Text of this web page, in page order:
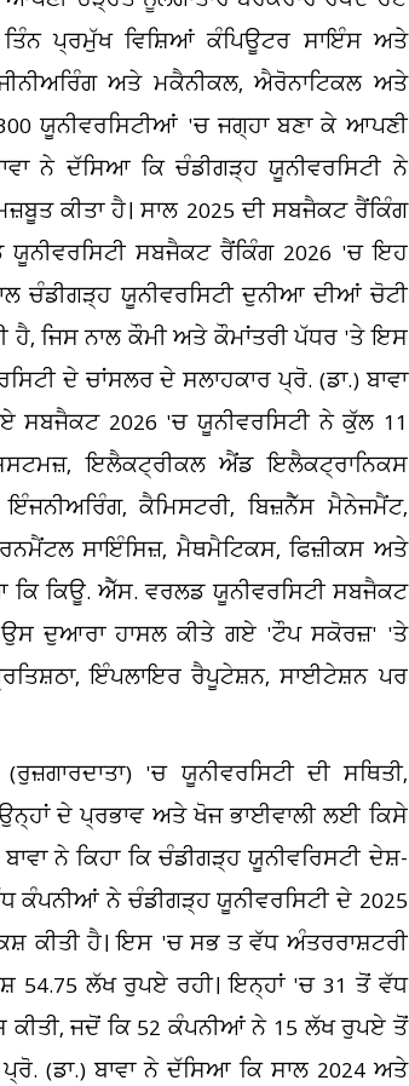
ਤਿੰਨ ਪ੍ਰਮੁੱਖ ਵਿਸ਼ਿਆਂ ਕੰਪਿਊਟਰ ਸਾਇੰਸ ਅਤੇ
ਅਤੇ ਮਕੈਨੀਕਲ, ਐਰੋਨਾਟਿਕਲ ਅਤੇ
ਯੂਨੀਵਰਸਿਟੀਆਂ 'ਚ ਜਗ੍ਹਾ ਬਣਾ ਕੇ ਆਪਣੀ
ਨੇ ਦੱਸਿਆ ਕਿ ਚੰਡੀਗੜ੍ਹ ਯੂਨੀਵਰਸਿਟੀ ਨੇ
ਕੀਤਾ ਹੈ। ਸਾਲ 2025 ਦੀ ਸਬਜੈਕਟ ਰੈਂਕਿੰਗ
ਸਬਜੈਕਟ ਰੈਂਕਿੰਗ 2026 'ਚ ਇਹ
ਚੰਡੀਗੜ੍ਹ ਯੂਨੀਵਰਸਿਟੀ ਦੁਨੀਆ ਦੀਆਂ ਚੋਟੀ
ਜਿਸ ਨਾਲ ਕੌਮੀ ਅਤੇ ਕੌਮਾਂਤਰੀ ਪੱਧਰ 'ਤੇ ਇਸ
ਦੇ ਚਾਂਸਲਰ ਦੇ ਸਲਾਹਕਾਰ ਪ੍ਰੋ. (ਡਾ.) ਬਾਵਾ
ਸਬਜੈਕਟ 2026 'ਚ ਯੂਨੀਵਰਸਿਟੀ ਨੇ ਕੁੱਲ 11
ਇਲੈਕਟ੍ਰੀਕਲ ਐਂਡ ਇਲੈਕਟ੍ਰਾਨਿਕਸ
ਕੈਮਿਸਟਰੀ, ਬਿਜ਼ਨੈੱਸ ਮੈਨੇਜਮੈਂਟ,
ਸਾਇੰਸਿਜ਼, ਮੈਥਮੈਟਿਕਸ, ਫਿਜ਼ੀਕਸ ਅਤੇ
ਕਿ ਕਿਊ. ਐੱਸ. ਵਰਲਡ ਯੂਨੀਵਰਸਿਟੀ ਸਬਜੈਕਟ
ਉਸ ਦੁਆਰਾ ਹਾਸਲ ਕੀਤੇ ਗਏ 'ਟੌਪ ਸਕੋਰਜ਼' 'ਤੇ
ਇੰਪਲਾਇਰ ਰੈਪੂਟੇਸ਼ਨ, ਸਾਈਟੇਸ਼ਨ ਪਰ
'ਚ ਯੂਨੀਵਰਸਿਟੀ ਦੀ ਸਥਿਤੀ,
ਦੇ ਪ੍ਰਭਾਵ ਅਤੇ ਖੋਜ ਭਾਈਵਾਲੀ ਲਈ ਕਿਸੇ
ਨੇ ਕਿਹਾ ਕਿ ਚੰਡੀਗੜ੍ਹ ਯੂਨੀਵਰਿਸਟੀ ਦੇਸ਼-
ਕੰਪਨੀਆਂ ਨੇ ਚੰਡੀਗੜ੍ਹ ਯੂਨੀਵਰਸਿਟੀ ਦੇ 2025
ਕੀਤੀ ਹੈ। ਇਸ 'ਚ ਸਭ ਤ ਵੱਧ ਅੰਤਰਰਾਸ਼ਟਰੀ
54.75 ਲੱਖ ਰੁਪਏ ਰਹੀ। ਇਨ੍ਹਾਂ 'ਚ 31 ਤੋਂ ਵੱਧ
ਜਦੋਂ ਕਿ 52 ਕੰਪਨੀਆਂ ਨੇ 15 ਲੱਖ ਰੁਪਏ ਤੋਂ
(ਡਾ.) ਬਾਵਾ ਨੇ ਦੱਸਿਆ ਕਿ ਸਾਲ 2024 ਅਤੇ